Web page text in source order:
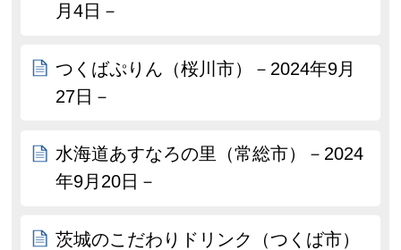
月4日－
つくばぷりん（桜川市）－2024年9月
27日－
水海道あすなろの里（常総市）－2024
年9月20日－
茨城のこだわりドリンク（つくば市）